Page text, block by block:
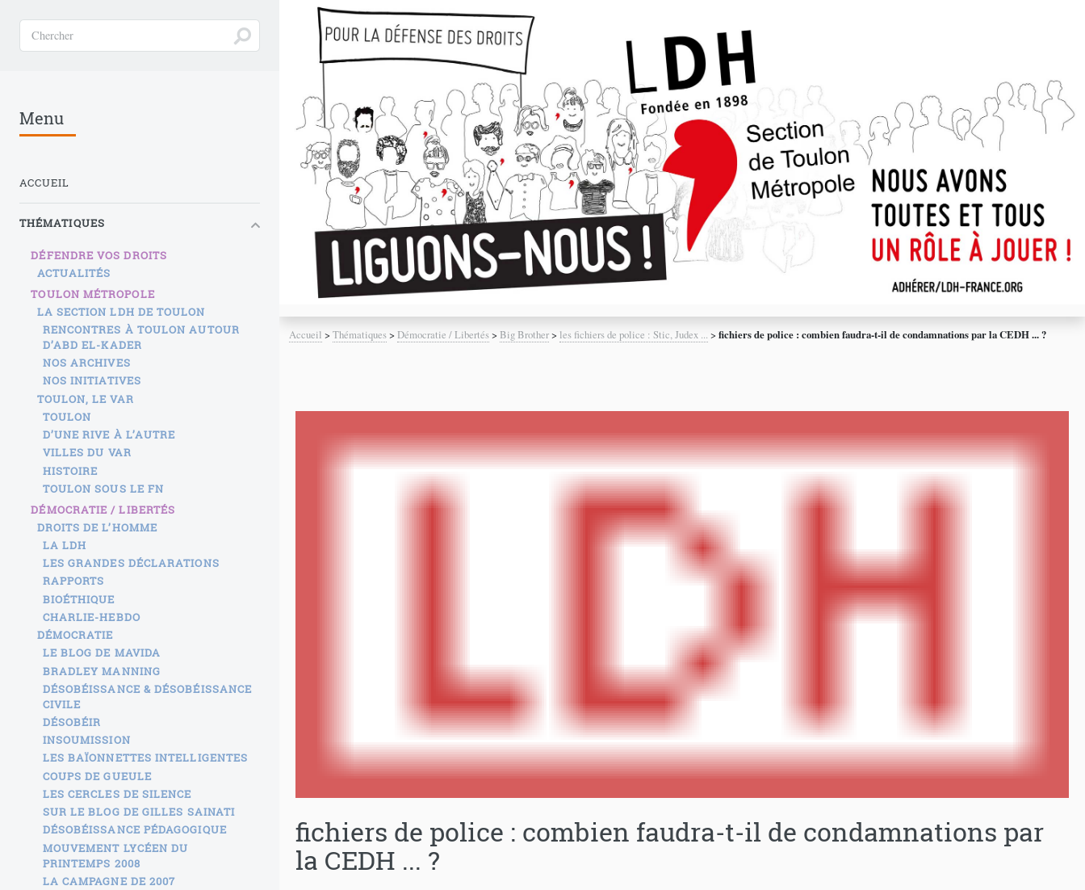
Accueil >Thématiques>Démocratie / Libertés>Big Brother>les fichiers de police : Stic, Judex ... >fichiers de police : combien faudra-t-il de condamnations par la CEDH ... ?
fichiers de police : combien faudra-t-il de condamnations par
la CEDH ... ?
Menu
ACCUEIL
THÉMATIQUES
DÉFENDRE VOS DROITS
ACTUALITÉS
TOULON MÉTROPOLE
LA SECTION LDH DE TOULON
RENCONTRES À TOULON AUTOUR
D’ABD EL-KADER
NOS ARCHIVES
NOS INITIATIVES
TOULON, LE VAR
TOULON
D’UNE RIVE À L’AUTRE
VILLES DU VAR
HISTOIRE
TOULON SOUS LE FN
DÉMOCRATIE / LIBERTÉS
DROITS DE L’HOMME
LA LDH
LES GRANDES DÉCLARATIONS
RAPPORTS
BIOÉTHIQUE
CHARLIE-HEBDO
DÉMOCRATIE
LE BLOG DE MAVIDA
BRADLEY MANNING
DÉSOBÉISSANCE & DÉSOBÉISSANCE
CIVILE
DÉSOBÉIR
INSOUMISSION
LES BAÏONNETTES INTELLIGENTES
COUPS DE GUEULE
LES CERCLES DE SILENCE
SUR LE BLOG DE GILLES SAINATI
DÉSOBÉISSANCE PÉDAGOGIQUE
MOUVEMENT LYCÉEN DU
PRINTEMPS 2008
LA CAMPAGNE DE 2007